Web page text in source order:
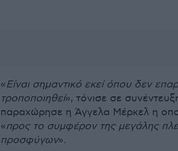
«Είναι σημαντικό εκεί όπου δεν
τροποποιηθεί», τόνισε σε
παραχώρησε η Άγγελα Μέρκελ η
«προς το συμφέρον της μεγάλης
προσφύγων».